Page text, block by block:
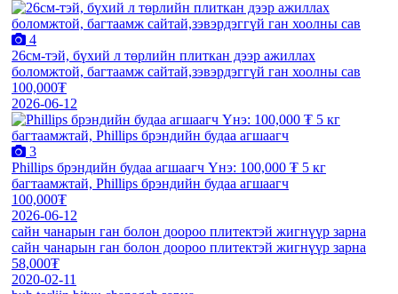
4
26см-тэй, бүхий л төрлийн плиткан дээр ажиллах
боломжтой, багтаамж сайтай,зэвэрдэггүй ган хоолны сав
100,000₮
2026-06-12
3
Phillips брэндийн будаа агшаагч Үнэ: 100,000 ₮ 5 кг
багтаамжтай, Phillips брэндийн будаа агшаагч
100,000₮
2026-06-12
сайн чанарын ган болон доороо плитектэй жигнүүр зарна
сайн чанарын ган болон доороо плитектэй жигнүүр зарна
58,000₮
2020-02-11